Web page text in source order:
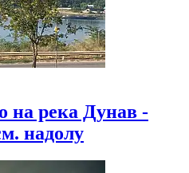
на река Дунав -
надолу